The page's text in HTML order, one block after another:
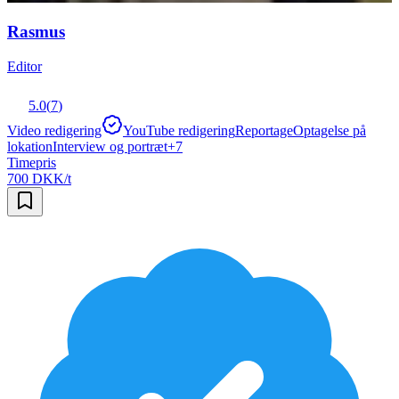
Rasmus
Editor
5.0(7)
Video redigering
YouTube redigeringReportageOptagelse på
lokationInterview og portræt+7
Timepris
700 DKK/t